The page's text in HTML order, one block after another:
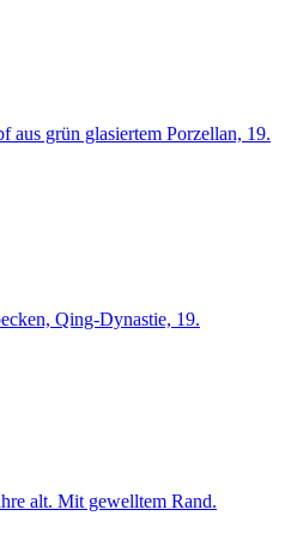
aus grün glasiertem Porzellan, 19.
Qing-Dynastie, 19.
alt. Mit gewelltem Rand.